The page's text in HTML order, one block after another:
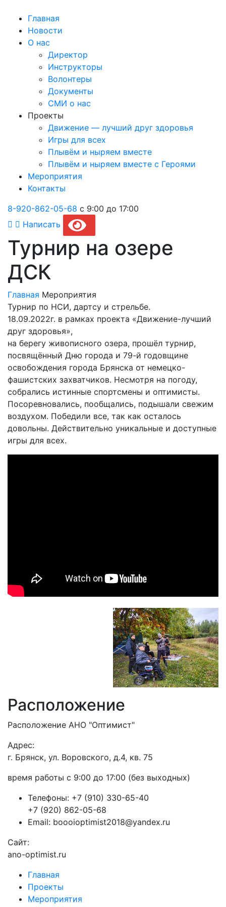
Главная
Новости
О нас
Директор
Инструкторы
Волонтеры
Документы
СМИ о нас
Проекты
Движение — лучший друг здоровья
Игры для всех
Плывём и ныряем вместе
Плывём и ныряем вместе c Героями
Мероприятия
Контакты
8-920-862-05-68 с 9:00 до 17:00
Написать
Турнир на озере
ДСК
Главная Мероприятия
Турнир по НСИ, дартсу и стрельбе.
18.09.2022г. в рамках проекта «Движение-лучший
друг здоровья»,
на берегу живописного озера, прошёл турнир,
посвящённый Дню города и 79-й годовщине
освобождения города Брянска от немецко-
фашистских захватчиков. Несмотря на погоду,
собрались истинные спортсмены и оптимисты.
Посоревновались, пообщались, подышали свежим
воздухом. Победили все, так как осталось
довольны. Действительно уникальные и доступные
игры для всех.
Расположение
Расположение АНО "Оптимист"
Адрес:
г. Брянск, ул. Воровского, д.4, кв. 75
время работы с 9:00 до 17:00 (без выходных)
Телефоны: +7 (910) 330-65-40
+7 (920) 862-05-68
Email: boooioptimist2018@yandex.ru
Сайт:
ano-optimist.ru
Главная
Проекты
Мероприятия